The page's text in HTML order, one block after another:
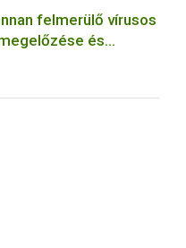
felmerülő vírusos
és